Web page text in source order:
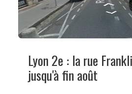
Lyon 2e : la rue
jusqu'à fin août